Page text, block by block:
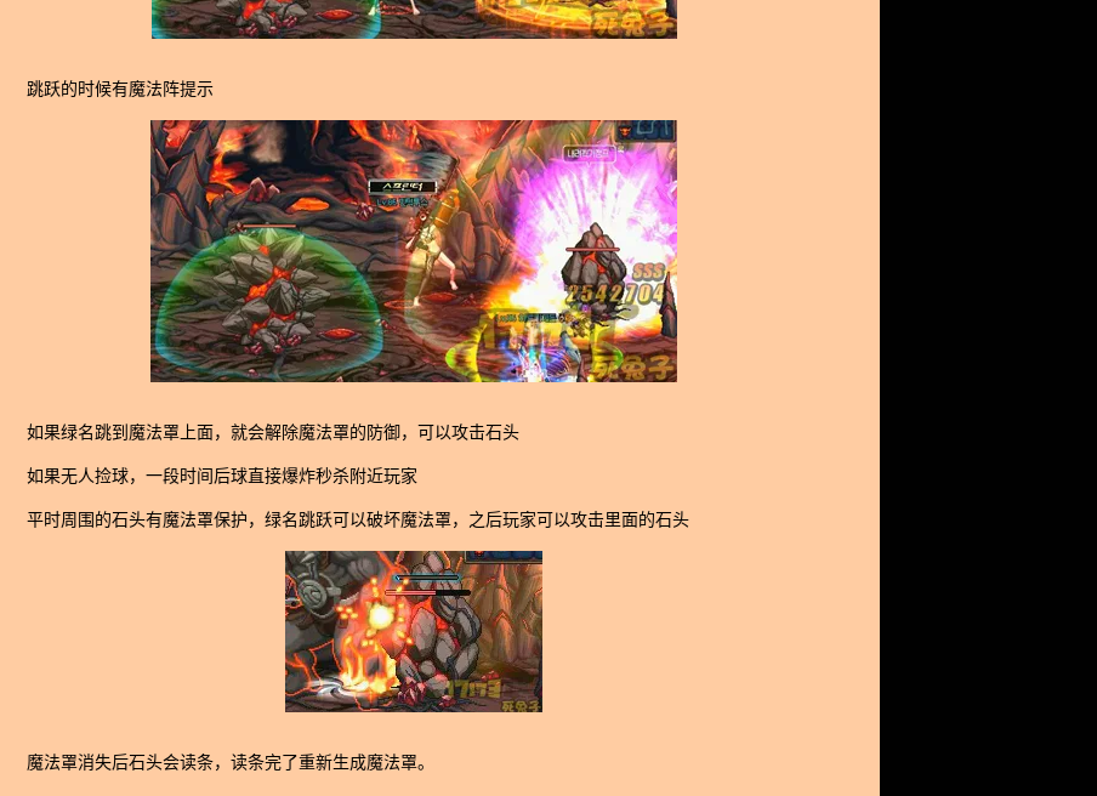
跳跃的时候有魔法阵提示
如果绿名跳到魔法罩上面，就会解除魔法罩的防御，可以攻击石头
如果无人捡球，一段时间后球直接爆炸秒杀附近玩家
平时周围的石头有魔法罩保护，绿名跳跃可以破坏魔法罩，之后玩家可以攻击里面的石头
魔法罩消失后石头会读条，读条完了重新生成魔法罩。